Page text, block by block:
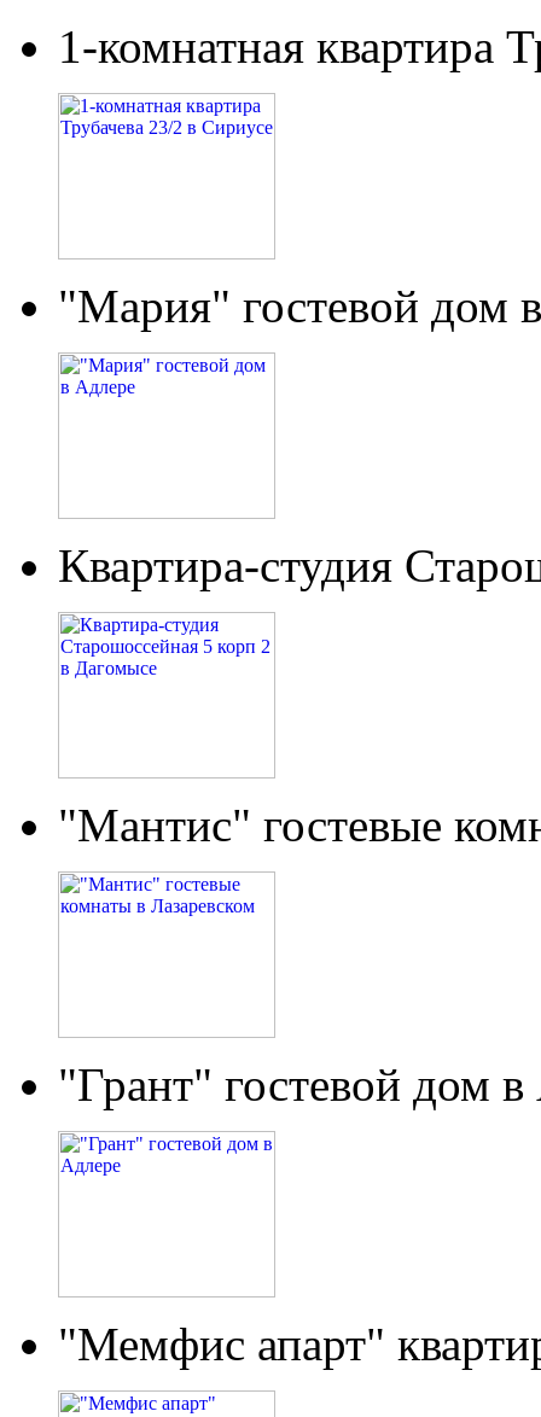
1-комнатная квартира
"Мария" гостевой дом
Квартира-студия
"Мантис" гостевые
"Грант" гостевой дом
"Мемфис апарт"